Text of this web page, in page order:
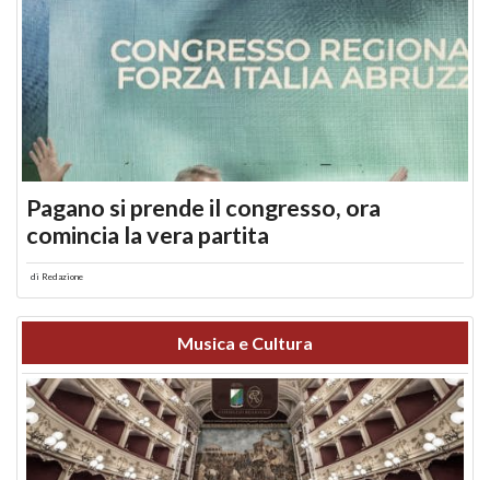
Pagano si prende il congresso, ora
comincia la vera partita
di Redazione
Musica e Cultura